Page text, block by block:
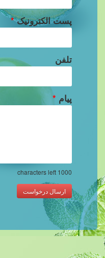
پست الکترونیک*
تلفن
پیام *
1000
ارسال درخواست